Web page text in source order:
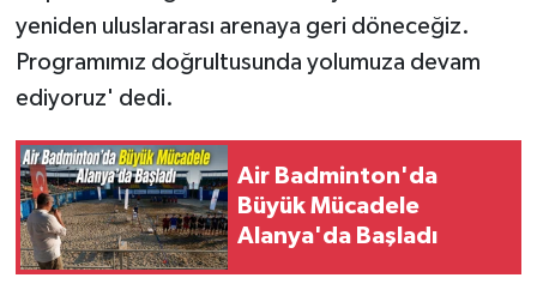
yeniden uluslararası arenaya geri döneceğiz.
Programımız doğrultusunda yolumuza devam
ediyoruz' dedi.
Air Badminton'da
Büyük Mücadele
Alanya'da Başladı